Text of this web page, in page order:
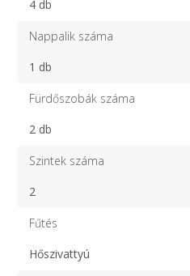
4 db
Nappalik száma
1 db
Fürdőszobák száma
2 db
Szintek száma
2
Fűtés
Hőszivattyú